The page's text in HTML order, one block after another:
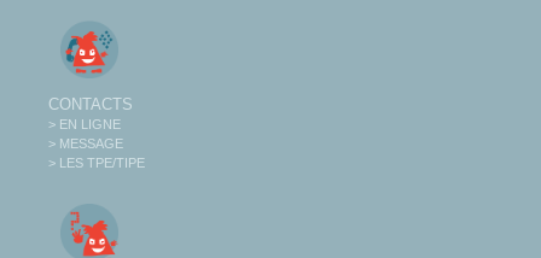
CONTACTS
> EN LIGNE
> MESSAGE
> LES TPE/TIPE